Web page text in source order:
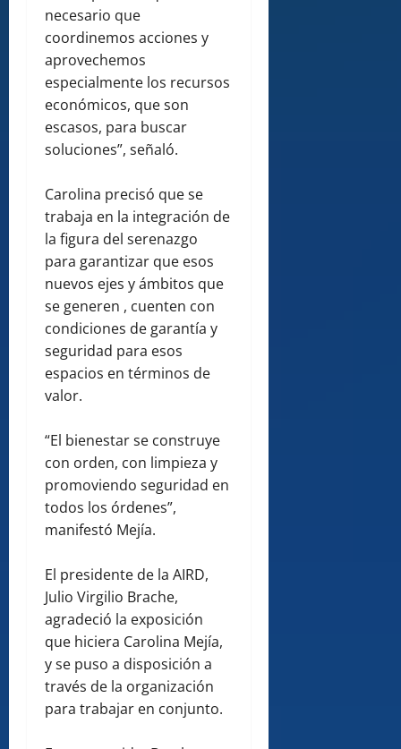
necesario que
coordinemos acciones y
aprovechemos
especialmente los recursos
económicos, que son
escasos, para buscar
soluciones”, señaló.
Carolina precisó que se
trabaja en la integración de
la figura del serenazgo
para garantizar que esos
nuevos ejes y ámbitos que
se generen , cuenten con
condiciones de garantía y
seguridad para esos
espacios en términos de
valor.
“El bienestar se construye
con orden, con limpieza y
promoviendo seguridad en
todos los órdenes”,
manifestó Mejía.
El presidente de la AIRD,
Julio Virgilio Brache,
agradeció la exposición
que hiciera Carolina Mejía,
y se puso a disposición a
través de la organización
para trabajar en conjunto.